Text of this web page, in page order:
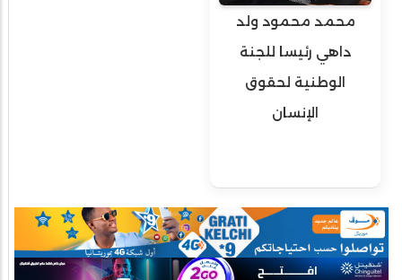
محمد محمود ولد
داهي رئيسا للجنة
الوطنية لحقوق
الإنسان